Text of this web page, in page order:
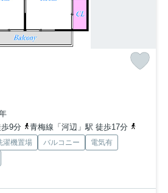
9分
青梅線「河辺」駅 徒歩17分
濯機置場 バルコニー
電気有